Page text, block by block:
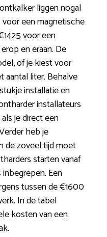
liggen nogal
een magnetische
voor een
en eraan. De
of je kiest voor
liter. Behalve
installatie en
installateurs
je direct een
heb je
de zoveel tijd moet
starten vanaf
Een
tussen de €1600
In de tabel
kosten van een